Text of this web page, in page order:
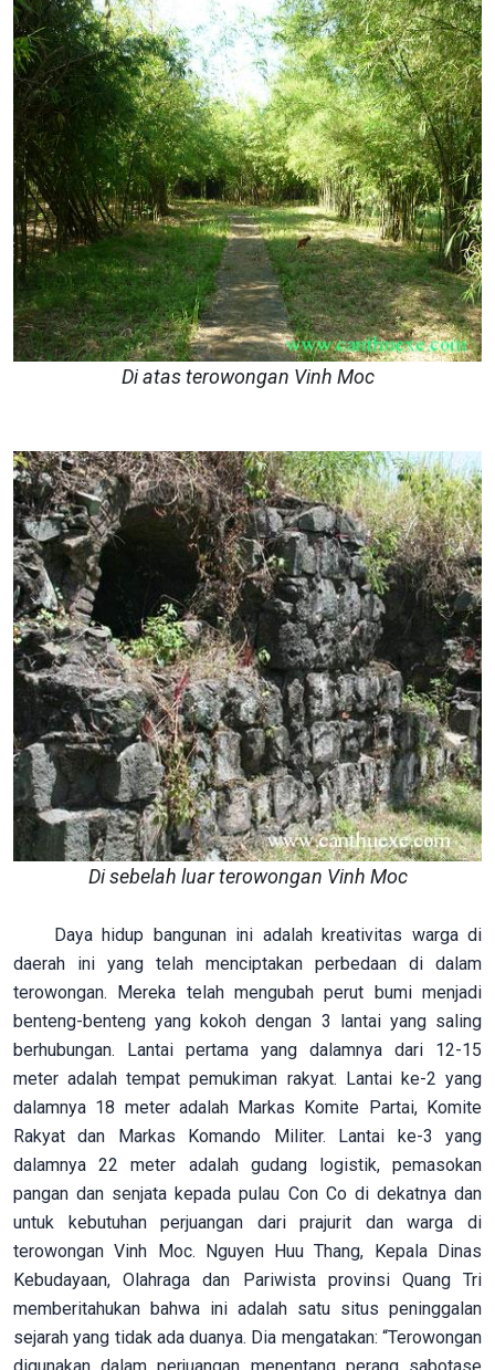
Di atas terowongan Vinh Moc
Di sebelah luar terowongan Vinh Moc
Daya hidup bangunan ini adalah kreativitas warga di
daerah ini yang telah menciptakan perbedaan di dalam
terowongan. Mereka telah mengubah perut bumi menjadi
benteng-benteng yang kokoh dengan 3 lantai yang saling
berhubungan. Lantai pertama yang dalamnya dari 12-15
meter adalah tempat pemukiman rakyat. Lantai ke-2 yang
dalamnya 18 meter adalah Markas Komite Partai, Komite
Rakyat dan Markas Komando Militer. Lantai ke-3 yang
dalamnya 22 meter adalah gudang logistik, pemasokan
pangan dan senjata kepada pulau Con Co di dekatnya dan
untuk kebutuhan perjuangan dari prajurit dan warga di
terowongan Vinh Moc. Nguyen Huu Thang, Kepala Dinas
Kebudayaan, Olahraga dan Pariwista provinsi Quang Tri
memberitahukan bahwa ini adalah satu situs peninggalan
sejarah yang tidak ada duanya. Dia mengatakan: “Terowongan